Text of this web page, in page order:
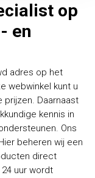
op
en
adres op het
webwinkel kunt u
Daarnaast
kennis in
Ons
beheren wij een
direct
uur wordt